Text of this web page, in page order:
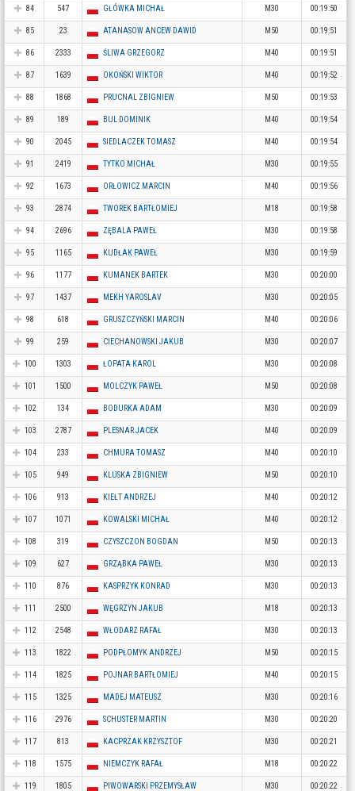
84 547 GŁÓWKA MICHAŁ M30 00:19:50
85 23 ATANASOW ANCEW DAWID M50 00:19:51
86 2333 ŚLIWA GRZEGORZ M40 00:19:51
87 1639 OKOŃSKI WIKTOR M40 00:19:52
88 1868 PRUCNAL ZBIGNIEW M50 00:19:53
89 189 BUL DOMINIK M40 00:19:54
90 2045 SIEDLACZEK TOMASZ M40 00:19:54
91 2419 TYTKO MICHAŁ M30 00:19:55
92 1673 ORŁOWICZ MARCIN M40 00:19:56
93 2874 TWOREK BARTŁOMIEJ M18 00:19:58
94 2696 ZĘBALA PAWEŁ M30 00:19:58
95 1165 KUDŁAK PAWEŁ M30 00:19:59
96 1177 KUMANEK BARTEK M30 00:20:00
97 1437 MEKH YAROSLAV M30 00:20:05
98 618 GRUSZCZYŃSKI MARCIN M40 00:20:06
99 259 CIECHANOWSKI JAKUB M30 00:20:07
100 1303 ŁOPATA KAROL M30 00:20:08
101 1500 MOLCZYK PAWEŁ M50 00:20:08
102 134 BODURKA ADAM M30 00:20:09
103 2787 PLESNAR JACEK M40 00:20:09
104 233 CHMURA TOMASZ M40 00:20:10
105 949 KLUSKA ZBIGNIEW M50 00:20:10
106 913 KIEŁT ANDRZEJ M40 00:20:12
107 1071 KOWALSKI MICHAŁ M40 00:20:12
108 319 CZYSZCZON BOGDAN M50 00:20:13
109 627 GRZĄBKA PAWEŁ M30 00:20:13
110 876 KASPRZYK KONRAD M30 00:20:13
111 2500 WĘGRZYN JAKUB M18 00:20:13
112 2548 WŁODARZ RAFAŁ M30 00:20:13
113 1822 PODPŁOMYK ANDRZEJ M50 00:20:15
114 1825 POJNAR BARTŁOMIEJ M40 00:20:15
115 1325 MADEJ MATEUSZ M30 00:20:16
116 2976 SCHUSTER MARTIN M30 00:20:20
117 813 KACPRZAK KRZYSZTOF M30 00:20:21
118 1575 NIEMCZYK RAFAŁ M18 00:20:22
119 1805 PIWOWARSKI PRZEMYSŁAW M30 00:20:22